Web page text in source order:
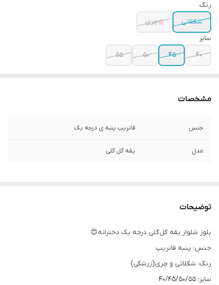
رنگ
شکلاتی
چری
سایز
۴۰
۴۵ ۵۰ ۵۵
مشخصات
جنس فانریپ پنبه ی درجه یک
مدل یقه گل گلی
توضیحات
بلوز شلوار یقه گل‌گلی درجه یک دخترانه😍
جنس: پنبه فانریپ
رنگ: شکلاتی و چری(زرشکی)
سایز: ۴۰/۴۵/۵۰/۵۵